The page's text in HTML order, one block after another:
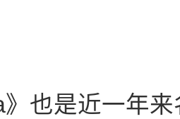
》也是近一年